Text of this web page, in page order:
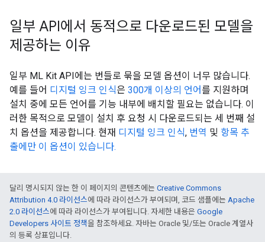
일부 API에서 동적으로 다운로드된 모델을
제공하는 이유
일부 ML Kit API에는 번들로 묶을 모델 옵션이 너무 많습니다.
예를 들어 디지털 잉크 인식은 300개 이상의 언어를 지원하며
설치 중에 모든 언어를 기능 내부에 배치할 필요는 없습니다. 이
러한 목적으로 모델이 설치 후 요청 시 다운로드되는 세 번째 설
치 옵션을 제공합니다. 현재 디지털 잉크 인식, 번역 및 항목 추
출에만 이 옵션이 있습니다.
달리 명시되지 않는 한 이 페이지의 콘텐츠에는 Creative Commons
Attribution 4.0 라이선스에 따라 라이선스가 부여되며, 코드 샘플에는 Apache
2.0 라이선스에 따라 라이선스가 부여됩니다. 자세한 내용은 Google
Developers 사이트 정책을 참조하세요. 자바는 Oracle 및/또는 Oracle 계열사
의 등록 상표입니다.